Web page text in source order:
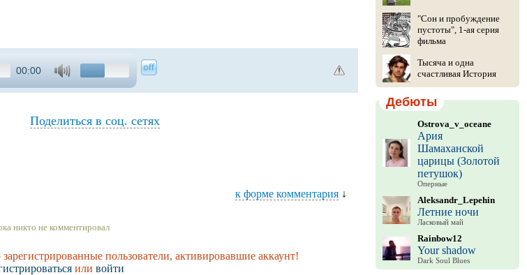
00:00
Поделиться в соц. сетях
к форме комментария ↓
никто не комментировал
пользователи, активировавшие аккаунт!
или войти
"Сон и пробуждение
пустоты", 1-ая серия
фильма
Тысяча и одна
счастливая История
Дебюты
Ostrova_v_oceane
Ария
Шамаханской
царицы (Золотой
петушок)
Оперные
Aleksandr_Lepehin
Летние ночи
Ласковый май
Rainbow12
Your shadow
Dark Soul Blues